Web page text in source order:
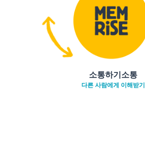
소통하기소통
다른 사람에게 이해받기